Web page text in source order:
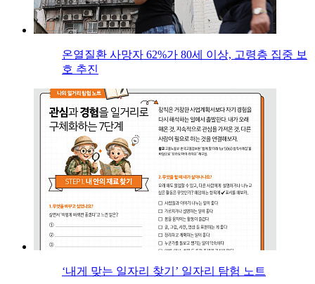
온열질환 사망자 62%가 80세 이상, 고령층 집중 보
호 추진
‘내게 맞는 일자리 찾기’ 일자리 탐험 노트